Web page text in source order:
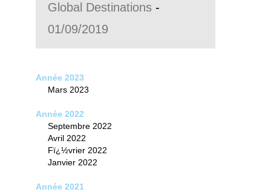
Global Destinations -
01/09/2019
Année 2023
Mars 2023
Année 2022
Septembre 2022
Avril 2022
Fï¿½vrier 2022
Janvier 2022
Année 2021